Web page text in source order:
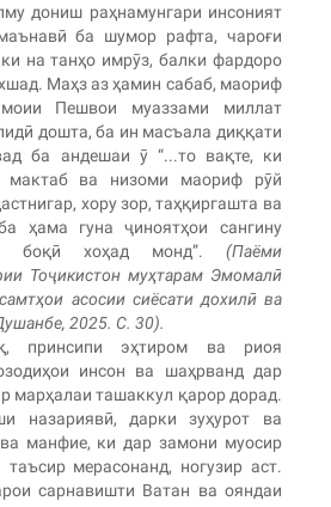
дониш раҳнамунгари инсоният
ба шумор рафта, чароғи
на танҳо имрӯз, балки фардоро
Маҳз аз ҳамин сабаб, маориф
Пешвои муаззами миллат
дошта, ба ин масъала диққати
ба андешаи ӯ “...то вақте, ки
ва низоми маориф рӯй
хору зор, таҳқиргашта ва
ҳама гуна ҷиноятҳои сангину
боқӣ хоҳад монд”. (Паёми
Тоҷикистон муҳтарам Эмомалӣ
асосии сиёсати дохилӣ ва
2025. С. 30).
принсипи эҳтиром ва риоя
инсон ва шаҳрванд дар
марҳалаи ташаккул қарор дорад.
назариявӣ, дарки зуҳурот ва
манфие, ки дар замони муосир
мерасонанд, ногузир аст.
сарнавишти Ватан ва ояндаи